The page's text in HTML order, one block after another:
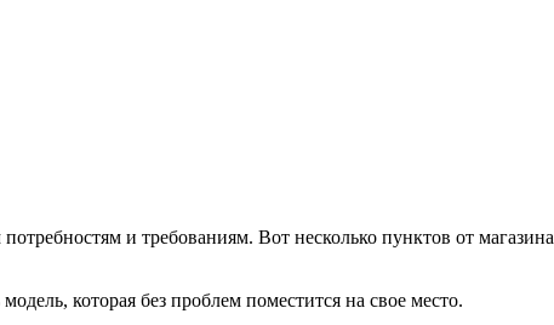
и требованиям. Вот несколько пунктов от магазина
которая без проблем поместится на свое место.